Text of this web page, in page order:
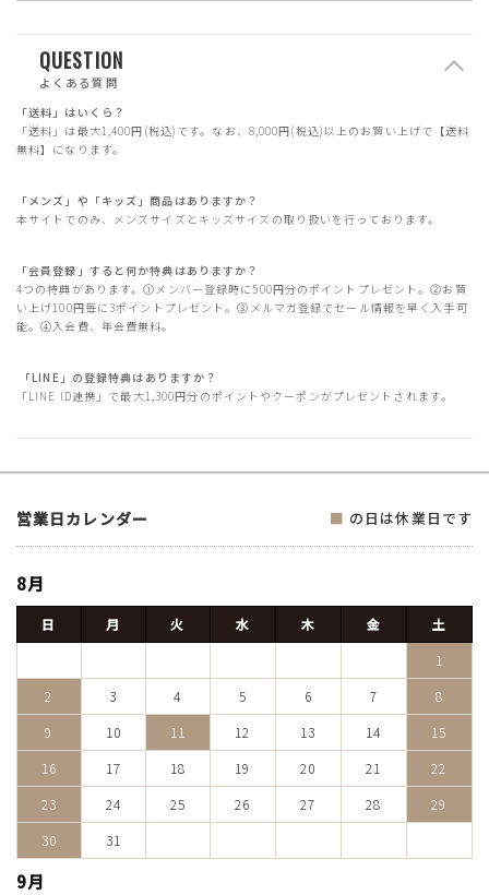
QUESTION
よくある質問
「送料」はいくら？
「送料」は最大1,400円(税込)です。なお、8,000円(税込)以上のお買い上げで【送料
無料】になります。
「メンズ」や「キッズ」商品はありますか？
本サイトでのみ、メンズサイズとキッズサイズの取り扱いを行っております。
「会員登録」すると何か特典はありますか？
4つの特典があります。①メンバー登録時に500円分のポイントプレゼント。②お買
い上げ100円毎に3ポイントプレゼント。③メルマガ登録でセール情報を早く入手可
能。④入会費、年会費無料。
「LINE」の登録特典はありますか？
「LINE ID連携」で最大1,300円分のポイントやクーポンがプレゼントされます。
営業日カレンダー ■ の日は休業日です
8月
日 月 火 水 木 金
土
1
2
3 4 5 6 7
8
9
10 11 12 13 14
15
16
17 18 19 20 21
22
23
24 25 26 27 28
29
30
31
9月